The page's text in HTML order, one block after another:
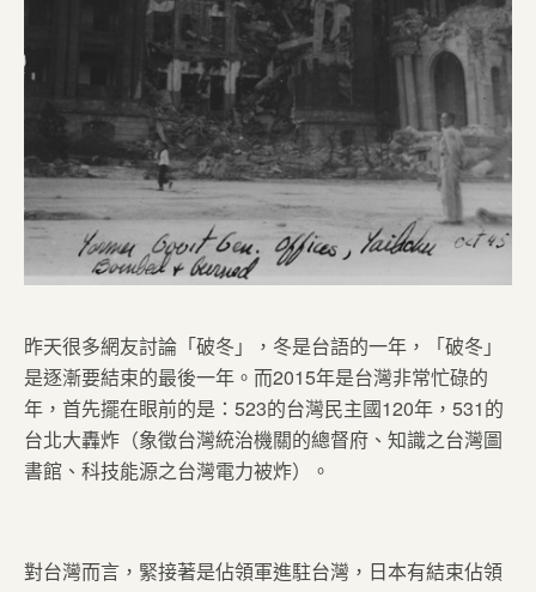
昨天很多網友討論「破冬」，冬是台語的一年，「破冬」
是逐漸要結束的最後一年。而2015年是台灣非常忙碌的
年，首先擺在眼前的是：523的台灣民主國120年，531的
台北大轟炸（象徵台灣統治機關的總督府、知識之台灣圖
書館、科技能源之台灣電力被炸）。
對台灣而言，緊接著是佔領軍進駐台灣，日本有結束佔領